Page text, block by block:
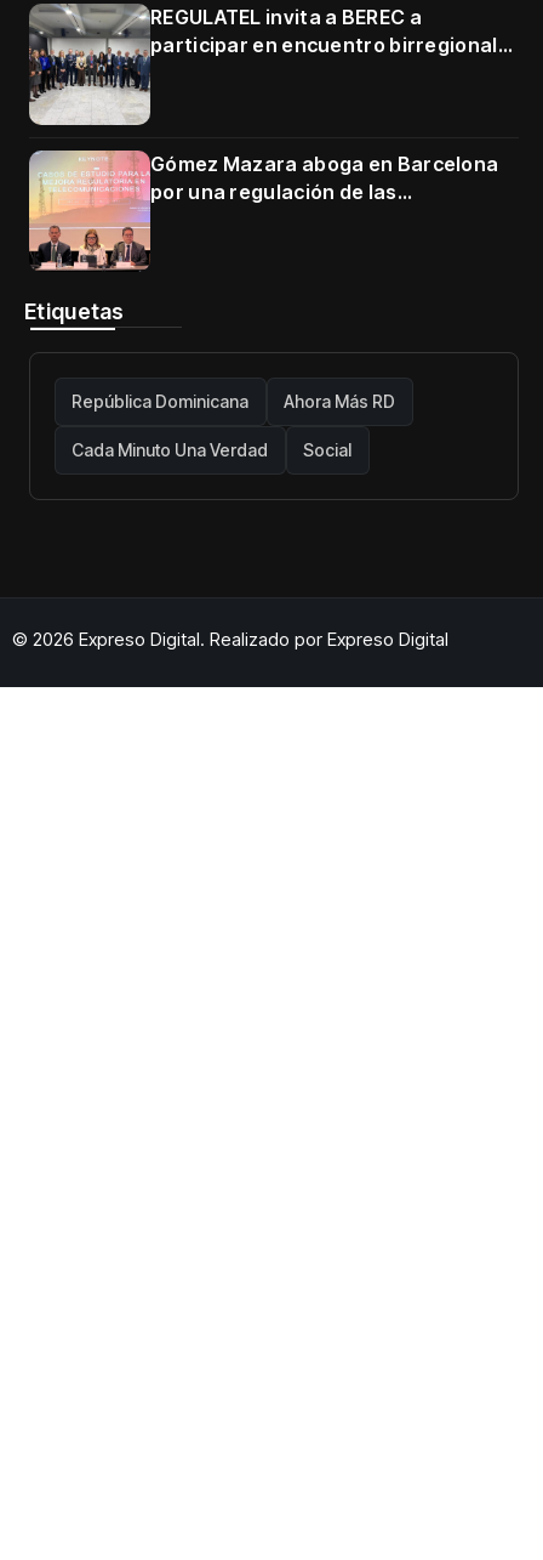
REGULATEL invita a BEREC a
participar en encuentro birregional
Gómez Mazara aboga en Barcelona
por una regulación de las
Etiquetas
República Dominicana Ahora Más RD
Cada Minuto Una Verdad Social
© 2026 Expreso Digital. Realizado por Expreso Digital